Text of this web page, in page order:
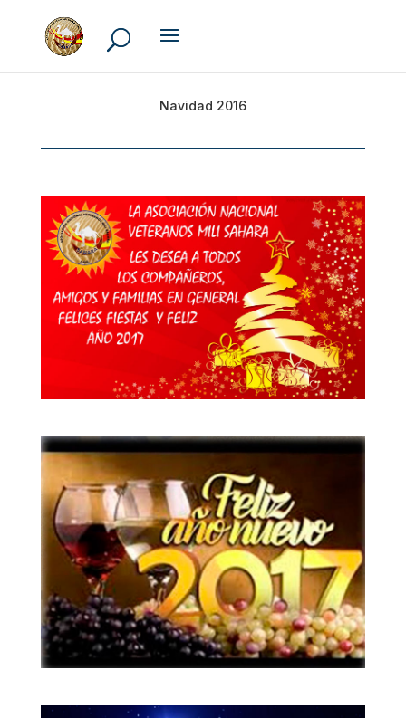
Navidad 2016